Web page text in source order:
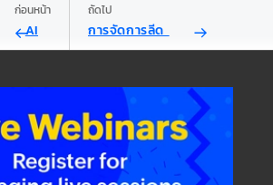
ก่อนหน้า
AI
ถัดไป
การจัดการลีด